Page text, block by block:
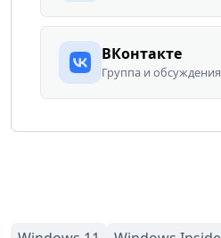
ВКонтакте
Группа и обсуждения